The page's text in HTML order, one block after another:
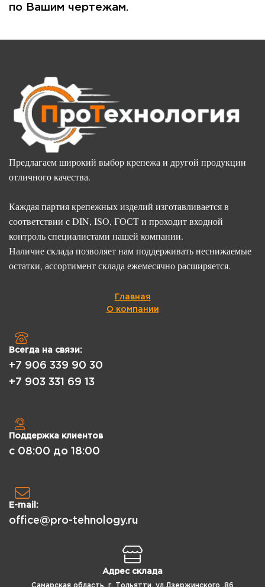
по Вашим чертежам.
Предлагаем широкий выбор крепежа и другой продукции
отличного качества.
Каждая партия крепежных изделий изготавливается в
соответствии с DIN, ISO, ГОСТ и проходит входной
контроль специалистами нашей компании.
Наличие склада позволяет нам поддерживать неснижаемые
остатки, ассортимент склада ежемесячно расширяется.
Главная
О компании
Всегда на связи:
+7 906 339 90 30
+7 903 331 69 13
Поддержка клиентов
с 08:00 до 18:00
E-mail:
office@pro-tehnology.ru
Адрес склада
Самарская область, г. Тольятти, ул.Дзержинского ,86